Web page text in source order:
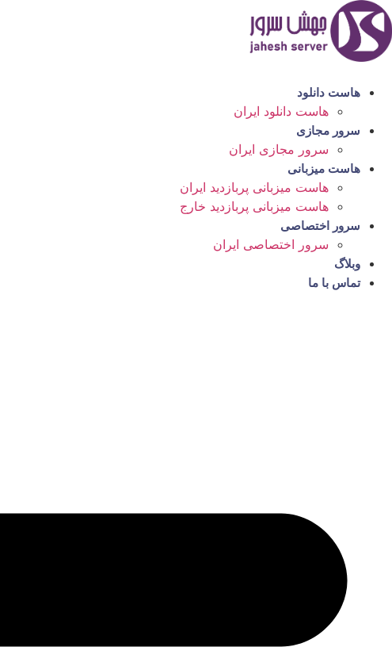
پرش
به
محتوا
هاست دانلود
هاست دانلود ایران
سرور مجازی
سرور مجازی ایران
هاست میزبانی
هاست میزبانی پربازدید ایران
هاست میزبانی پربازدید خارج
سرور اختصاصی
سرور اختصاصی ایران
وبلاگ
تماس با ما